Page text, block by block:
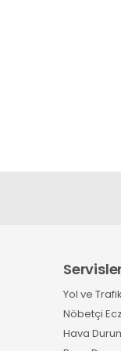
Yol ve
Nöbetçi
Hava